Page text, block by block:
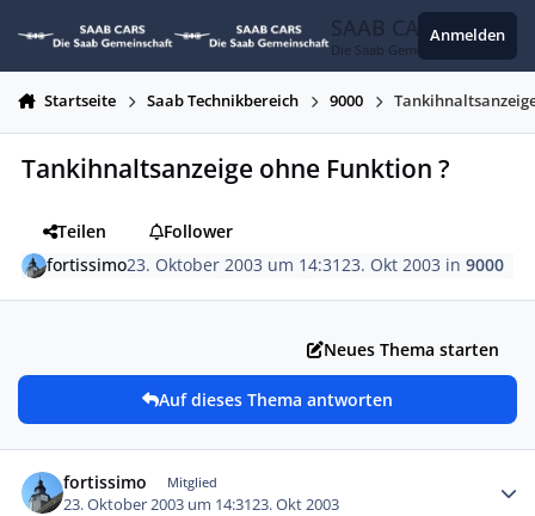
SAAB CARS
Die Saab Gemeinschaft
Anmelden
Startseite Saab Technikbereich 9000
Tankihnaltsanzeige ohne Funktion ?
Teilen
Follower
fortissimo23. Oktober 2003 um 14:3123. Okt 2003 in9000
Neues Thema starten
Auf dieses Thema antworten
fortissimo Mitglied
23. Oktober 2003 um 14:3123. Okt 2003